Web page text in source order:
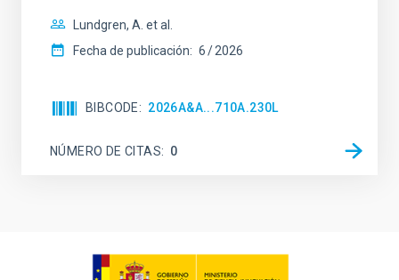
Lundgren, A. et al.
Fecha de publicación: 6 2026
BIBCODE 2026A&A...710A.230L
NÚMERO DE CITAS 0